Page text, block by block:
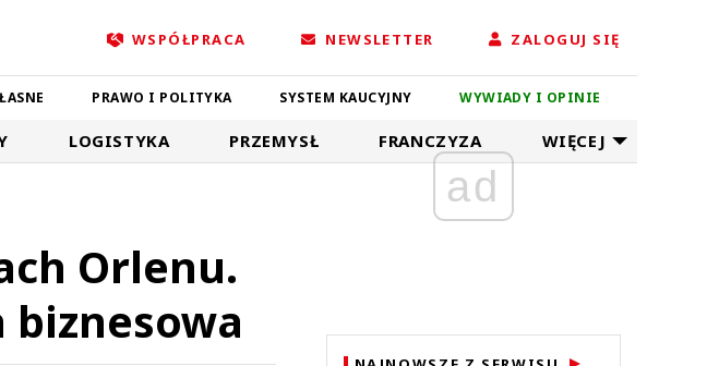
WSPÓŁPRACA NEWSLETTER ZALOGUJ SIĘ
PRAWO I POLITYKA SYSTEM KAUCYJNY WYWIADY I OPINIE
LOGISTYKA PRZEMYSŁ FRANCZYZA WIĘCEJ
Orlenu.
biznesowa
ad